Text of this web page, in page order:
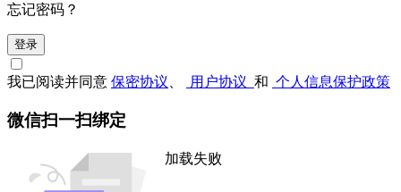
忘记密码？
登录
我已阅读并同意 保密协议 用户协议 和 个人信息保护政策
微信扫一扫绑定
加载失败